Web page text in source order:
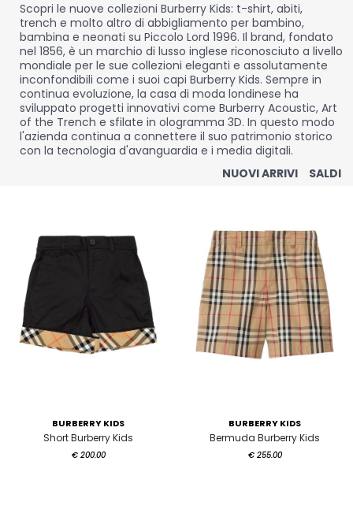
Scopri le nuove collezioni Burberry Kids: t-shirt, abiti,
trench e molto altro di abbigliamento per bambino,
bambina e neonati su Piccolo Lord 1996. Il brand, fondato
nel 1856, è un marchio di lusso inglese riconosciuto a livello
mondiale per le sue collezioni eleganti e assolutamente
inconfondibili come i suoi capi Burberry Kids. Sempre in
continua evoluzione, la casa di moda londinese ha
sviluppato progetti innovativi come Burberry Acoustic, Art
of the Trench e sfilate in ologramma 3D. In questo modo
l'azienda continua a connettere il suo patrimonio storico
con la tecnologia d'avanguardia e i media digitali.
NUOVI ARRIVI
SALDI
BURBERRY KIDS
Short Burberry Kids
€ 200.00
BURBERRY KIDS
Bermuda Burberry Kids
€ 255.00